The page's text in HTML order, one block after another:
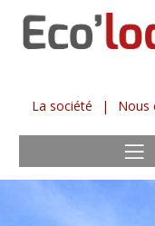
La société | Nous